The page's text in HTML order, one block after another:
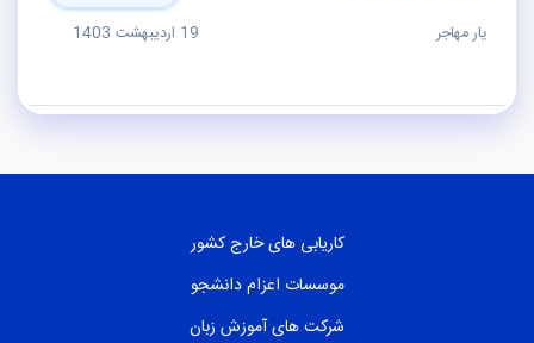
یار مهاجر 19 اردیبهشت 1403
کاریابی های خارج کشور
موسسات اعزام دانشجو
شرکت های آموزش زبان